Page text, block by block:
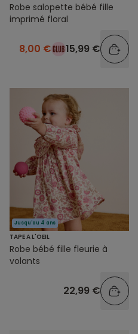
Robe salopette bébé fille
imprimé floral
8,00 € 15,99 €
Jusqu'au 4 ans
TAPE A L'OEIL
Robe bébé fille fleurie à
volants
22,99 €